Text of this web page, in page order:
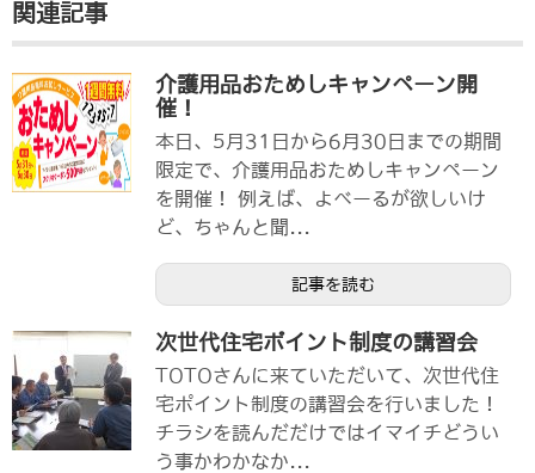
関連記事
介護用品おためしキャンペーン開
催！
本日、5月31日から6月30日までの期間
限定で、介護用品おためしキャンペーン
を開催！ 例えば、よべーるが欲しいけ
ど、ちゃんと聞...
記事を読む
次世代住宅ポイント制度の講習会
TOTOさんに来ていただいて、次世代住
宅ポイント制度の講習会を行いました！
チラシを読んだだけではイマイチどうい
う事かわかなか...